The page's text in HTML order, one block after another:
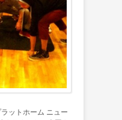
ットホーム ニュー